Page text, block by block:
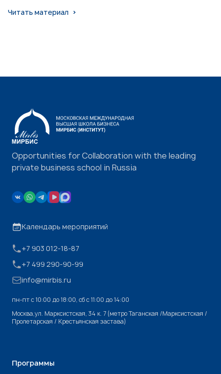
Читать материал
Opportunities for Collaboration with the leading
private business school in Russia
Календарь мероприятий
+7 903 012-18-87
+7 499 290-90-99
info@mirbis.ru
пн-пт с 10:00 до 18:00, cб с 11:00 до 14:00
Москва,ул. Марксистская, 34 к. 7 (метро Таганская /Марксистская /
Пролетарская / Крестьянская застава)
Программы